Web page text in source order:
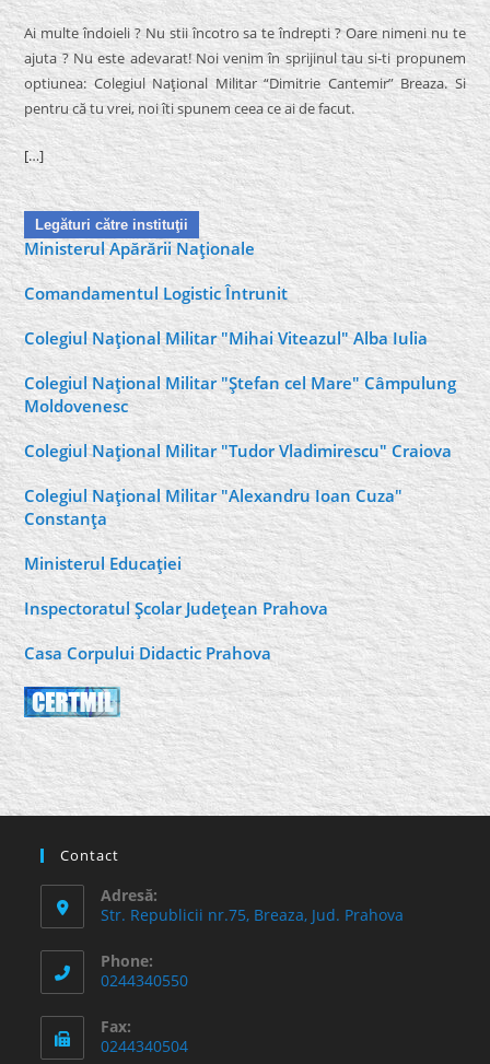
Ai multe îndoieli ? Nu stii încotro sa te îndrepti ? Oare nimeni nu te
ajuta ? Nu este adevarat! Noi venim în sprijinul tau si-ti propunem
optiunea: Colegiul Naţional Militar “Dimitrie Cantemir” Breaza. Si
pentru că tu vrei, noi îti spunem ceea ce ai de facut.
[…]
Legături către instituţii
Ministerul Apărării Naţionale
Comandamentul Logistic Întrunit
Colegiul Naţional Militar "Mihai Viteazul" Alba Iulia
Colegiul Naţional Militar "Ştefan cel Mare" Câmpulung
Moldovenesc
Colegiul Naţional Militar "Tudor Vladimirescu" Craiova
Colegiul Naţional Militar "Alexandru Ioan Cuza"
Constanţa
Ministerul Educaţiei
Inspectoratul Şcolar Judeţean Prahova
Casa Corpului Didactic Prahova
Contact
Adresă:
Str. Republicii nr.75, Breaza, Jud. Prahova
Phone:
0244340550
Fax:
0244340504